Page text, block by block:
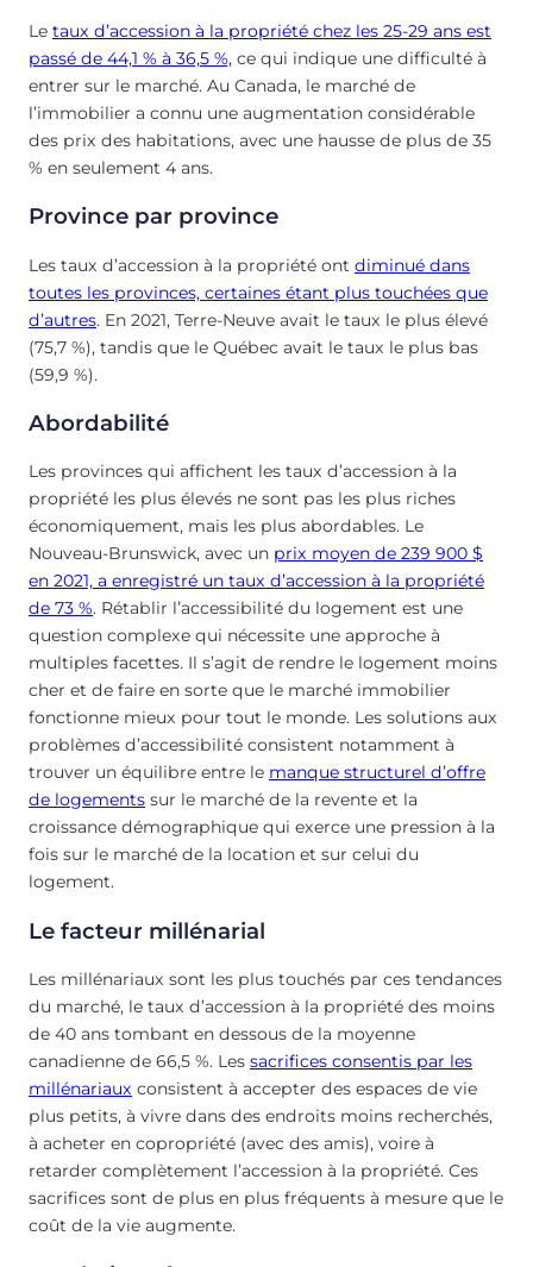
Le taux d’accession à la propriété chez les 25-29 ans est
passé de 44,1 % à 36,5 %, ce qui indique une difficulté à
entrer sur le marché. Au Canada, le marché de
l’immobilier a connu une augmentation considérable
des prix des habitations, avec une hausse de plus de 35
% en seulement 4 ans.
Province par province
Les taux d’accession à la propriété ont diminué dans
toutes les provinces, certaines étant plus touchées que
d’autres. En 2021, Terre-Neuve avait le taux le plus élevé
(75,7 %), tandis que le Québec avait le taux le plus bas
(59,9 %).
Abordabilité
Les provinces qui affichent les taux d’accession à la
propriété les plus élevés ne sont pas les plus riches
économiquement, mais les plus abordables. Le
Nouveau-Brunswick, avec un prix moyen de 239 900 $
en 2021, a enregistré un taux d’accession à la propriété
de 73 %. Rétablir l’accessibilité du logement est une
question complexe qui nécessite une approche à
multiples facettes. Il s’agit de rendre le logement moins
cher et de faire en sorte que le marché immobilier
fonctionne mieux pour tout le monde. Les solutions aux
problèmes d’accessibilité consistent notamment à
trouver un équilibre entre le manque structurel d’offre
de logements sur le marché de la revente et la
croissance démographique qui exerce une pression à la
fois sur le marché de la location et sur celui du
logement.
Le facteur millénarial
Les millénariaux sont les plus touchés par ces tendances
du marché, le taux d’accession à la propriété des moins
de 40 ans tombant en dessous de la moyenne
canadienne de 66,5 %. Les sacrifices consentis par les
millénariaux consistent à accepter des espaces de vie
plus petits, à vivre dans des endroits moins recherchés,
à acheter en copropriété (avec des amis), voire à
retarder complètement l’accession à la propriété. Ces
sacrifices sont de plus en plus fréquents à mesure que le
coût de la vie augmente.